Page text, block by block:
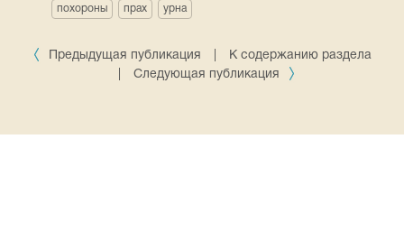
похороны прах урна
Предыдущая публикация
К содержанию раздела
Следующая публикация